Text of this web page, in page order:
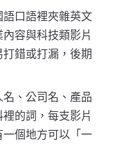
口語裡夾雜英文
容與科技類影片
錯或打漏，後期
、公司名、產品
的詞，每支影片
個地方可以「一